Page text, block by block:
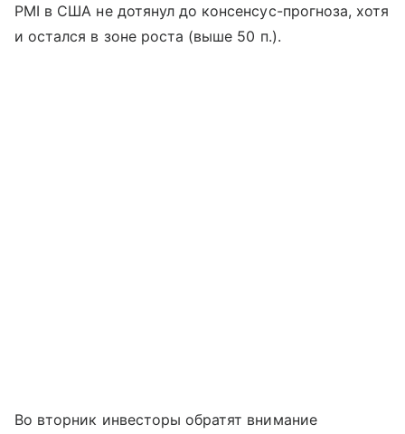
PMI в США не дотянул до консенсус-прогноза, хотя
и остался в зоне роста (выше 50 п.).
Во вторник инвесторы обратят внимание